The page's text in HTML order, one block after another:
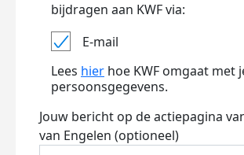
bijdragen aan KWF via:
E-mail
Lees hier hoe KWF omgaat met
persoonsgegevens.
Jouw bericht op de actiepagina
van Engelen (optioneel)